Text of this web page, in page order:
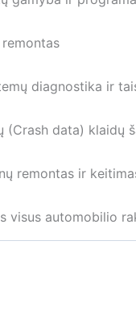
diagnostika ir
(Crash data) klaidų
remontas ir
visus automobilio